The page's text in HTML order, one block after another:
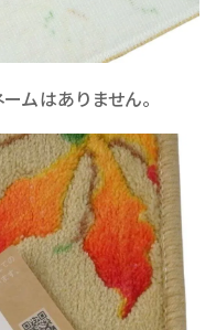
ムはありません。